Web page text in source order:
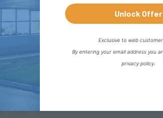
Unlock Offer
Exclusive to web
By entering your email address you
privacy policy.